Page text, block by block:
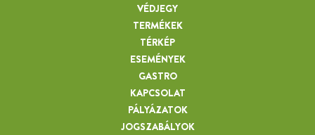
MARKÓ SÁNDOR
VÉDJEGY
TERMÉKEK
TÉRKÉP
ESEMÉNYEK
GASTRO
KAPCSOLAT
PÁLYÁZATOK
JOGSZABÁLYOK